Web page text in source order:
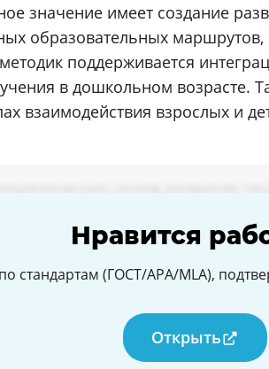
значение имеет создание
образовательных маршрутов,
поддерживается
в дошкольном возрасте.
взаимодействия взрослых и
Нравится
стандартам (ГОСТ/APA/MLA),
Открыть